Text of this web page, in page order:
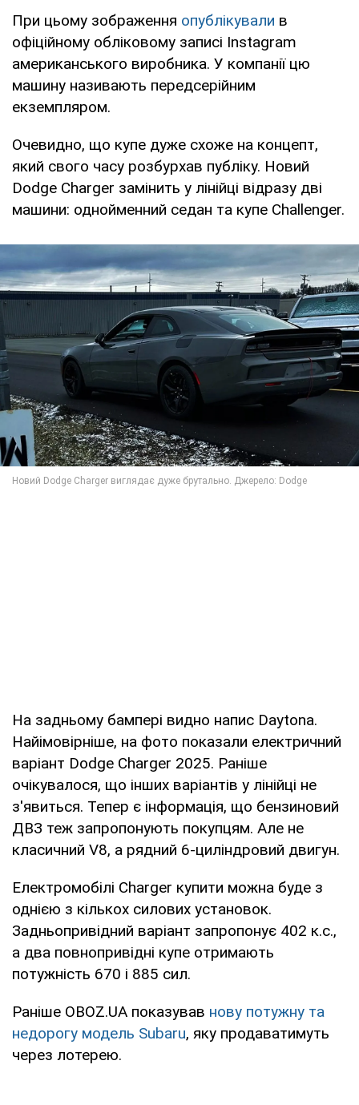
При цьому зображення опублікували в
офіційному обліковому записі Instagram
американського виробника. У компанії цю
машину називають передсерійним
екземпляром.
Очевидно, що купе дуже схоже на концепт,
який свого часу розбурхав публіку. Новий
Dodge Charger замінить у лінійці відразу дві
машини: однойменний седан та купе Challenger.
На задньому бампері видно напис Daytona.
Найімовірніше, на фото показали електричний
варіант Dodge Charger 2025. Раніше
очікувалося, що інших варіантів у лінійці не
з'явиться. Тепер є інформація, що бензиновий
ДВЗ теж запропонують покупцям. Але не
класичний V8, а рядний 6-циліндровий двигун.
Електромобілі Charger купити можна буде з
однією з кількох силових установок.
Задньопривідний варіант запропонує 402 к.с.,
а два повнопривідні купе отримають
потужність 670 і 885 сил.
Раніше OBOZ.UA показував нову потужну та
недорогу модель Subaru, яку продаватимуть
через лотерею.